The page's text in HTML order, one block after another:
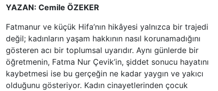
YAZAN: Cemile ÖZEKER
Fatmanur ve küçük Hifa’nın hikâyesi yalnızca bir trajedi
değil; kadınların yaşam hakkının nasıl korunamadığını
gösteren acı bir toplumsal uyarıdır. Aynı günlerde bir
öğretmenin, Fatma Nur Çevik’in, şiddet sonucu hayatını
kaybetmesi ise bu gerçeğin ne kadar yaygın ve yakıcı
olduğunu gösteriyor. Kadın cinayetlerinden çocuk